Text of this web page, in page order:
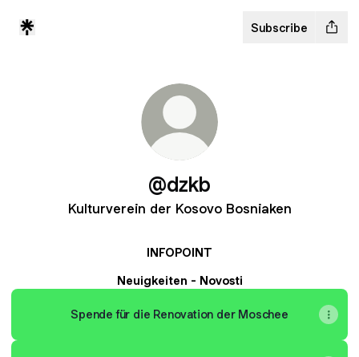
Subscribe
@dzkb
Kulturverein der Kosovo Bosniaken
INFOPOINT
Neuigkeiten - Novosti
Spende für die Renovation der Moschee